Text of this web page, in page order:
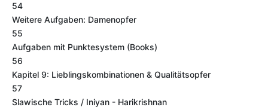
54
Weitere Aufgaben: Damenopfer
55
Aufgaben mit Punktesystem (Books)
56
Kapitel 9: Lieblingskombinationen & Qualitätsopfer
57
Slawische Tricks / Iniyan - Harikrishnan